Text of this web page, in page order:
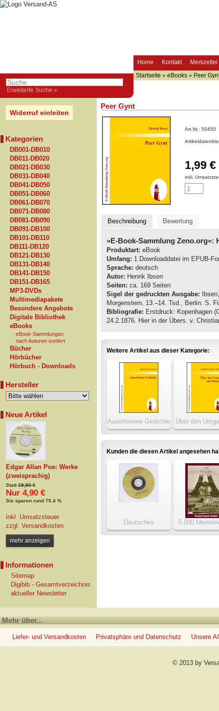
Home Kontakt Merkzettel
Erweiterte Suche »
Startseite » eBooks » Peer
Widerruf einleiten
Kategorien
DB001-DB010
DB011-DB020
DB021-DB030
DB031-DB040
DB041-DB050
DB051-DB060
DB061-DB070
DB071-DB080
DB081-DB090
DB091-DB100
DB101-DB110
DB111-DB120
DB121-DB130
DB131-DB140
DB141-DB150
DB151-DB165
MP3-DVDs
Multimediapakete
Besondere Angebote
Digitale Bibliothek
eBooks
eBook-Sammlungen
nach Autoren sortiert
Bücher
Hörbücher
Hörbuch - Downloads
Hersteller
Neue Artikel
Edgar Allan Poe: Werke
(zweisprachig)
Statt19,90 €
Nur 4,90 €
Sie sparen rund 75.4 %
inkl. Umsatzsteuer
zzgl. Versandkosten
mehr anzeigen
Informationen
Sitemap
Digibib - Gesamtverzeichnis
aktueller Newsletter
Peer Gynt
Art.Nr.: 50450
1,99 €
inkl.
Beschreibung Bewertung
»E-Book-Sammlung Zeno.org«:
Produktart: eBook
Umfang: 1 Downloaddatei im EPUB-
Sprache: deutsch
Autor: Henrik Ibsen
Seiten: ca. 169 Seiten
Sigel der gedruckten Ausgabe:
Morgenstern, 13.–14. Tsd., Berlin: S.
Bibliografie: Erstdruck: Kopenhagen
24.2.1876. Hier in der Übers. v.
Weitere Artikel aus dieser Kategorie:
Auserlesene Gedichte
Über den
Kunden die diesen Artikel angesehen
Deutsches
Sprichwörter-Lexikon
5.000
der
Mehr über...
Liefer- und Versandkosten Privatsphäre und Datenschutz Unsere
© 2013 by